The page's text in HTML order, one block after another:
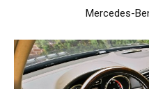
Mercedes-